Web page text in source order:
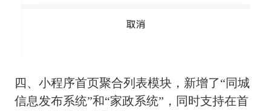
四、小程序首页聚合列表模块，新增了“同城
信息发布系统”和“家政系统”，同时支持在首